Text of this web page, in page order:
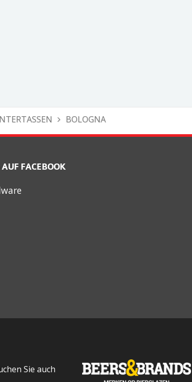
BOLOGNA
FACEBOOK
Sie auch